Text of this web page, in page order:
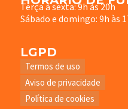
Terça à sexta: 9h às 20h
Sábado e domingo: 9h às
LGPD
Termos de uso
Aviso de privacidade
Política de cookies